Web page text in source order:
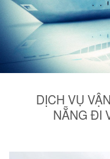
DỊCH VỤ
NẴNG ĐI